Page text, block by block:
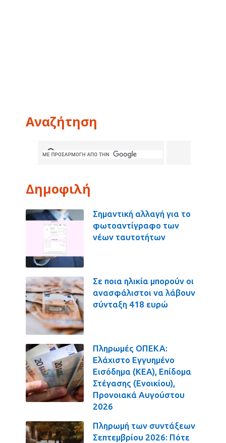
Αναζήτηση
Δημοφιλή
Σημαντική αλλαγή για το
φωτοαντίγραφο των
νέων ταυτοτήτων
Σε ποια ηλικία μπορούν οι
ανασφάλιστοι να λάβουν
σύνταξη 418 ευρώ
Πληρωμές ΟΠΕΚΑ:
Ελάχιστο Εγγυημένο
Εισόδημα (ΚΕΑ), Επίδομα
Στέγασης (Ενοικίου),
Προνοιακά Αυγούστου
2026
Πληρωμή των συντάξεων
Σεπτεμβρίου 2026: Πότε